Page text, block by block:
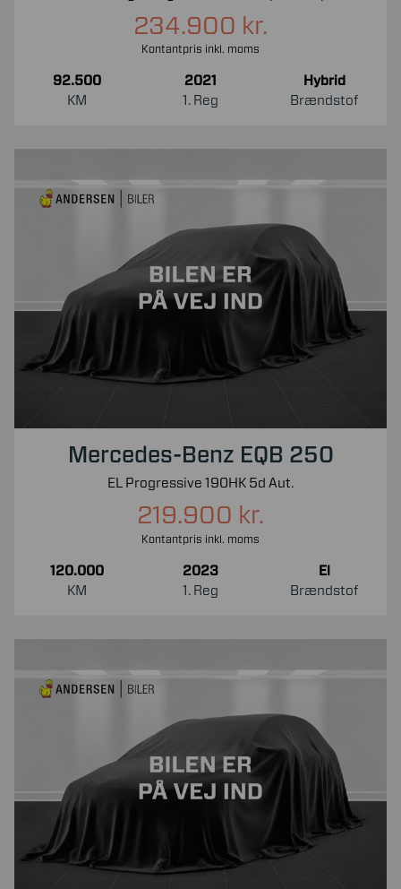
234.900 kr.
Kontantpris inkl. moms
92.500
KM
2021
1. Reg
Hybrid
Brændstof
Mercedes-Benz EQB 250
EL Progressive 190HK 5d Aut.
219.900 kr.
Kontantpris inkl. moms
120.000
KM
2023
1. Reg
El
Brændstof